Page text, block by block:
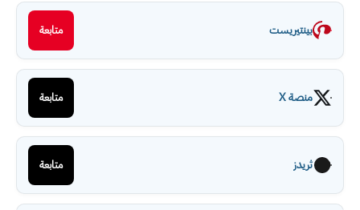
بينتيريست متابعة
منصة X متابعة
ثريدز متابعة